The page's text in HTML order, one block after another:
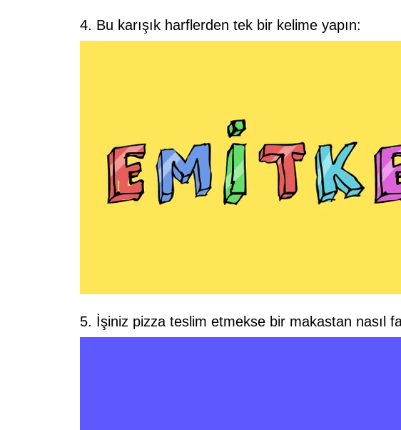
4. Bu karışık harflerden tek bir kelime yapın:
5. İşiniz pizza teslim etmekse bir makastan nasıl